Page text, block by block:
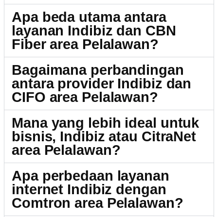
Apa beda utama antara
layanan Indibiz dan CBN
Fiber area Pelalawan?
Bagaimana perbandingan
antara provider Indibiz dan
CIFO area Pelalawan?
Mana yang lebih ideal untuk
bisnis, Indibiz atau CitraNet
area Pelalawan?
Apa perbedaan layanan
internet Indibiz dengan
Comtron area Pelalawan?